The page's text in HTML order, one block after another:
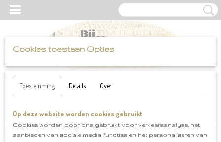
Inloggen Registreren UW WINKELWAGEN
Home >Katia>Cricket>Cricket klnr 106
Cookies toestaan Opties
Toestemming Details Over
Op deze website worden cookies gebruikt
Cookies worden door ons gebruikt voor verkeersanalyse, het
aanbieden van sociale media-functies en het personaliseren van